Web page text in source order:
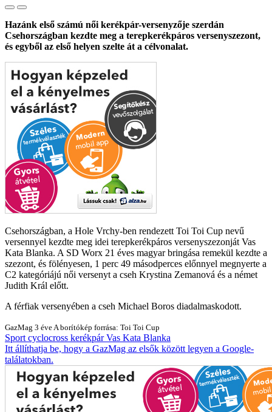
Hazánk első számú női kerékpár-versenyzője szerdán
Csehországban kezdte meg a terepkerékpáros versenyszezont,
és egyből az első helyen szelte át a célvonalat.
Csehországban, a Hole Vrchy-ben rendezett Toi Toi Cup nevű
versennyel kezdte meg idei terepkerékpáros versenyszezonját Vas
Kata Blanka. A SD Worx 21 éves magyar bringása remekül kezdte a
szezont, és fölényesen, 1 perc 49 másodperces előnnyel megnyerte a
C2 kategóriájú női versenyt a cseh Krystina Zemanová és a német
Judith Král előtt.
A férfiak versenyében a cseh Michael Boros diadalmaskodott.
GazMag 3 éve A borítókép forrása: Toi Toi Cup
Sport cyclocross kerékpárVas Kata Blanka
Itt állíthatja be, hogy a GazMag az elsők között legyen a Google-
találatokban.